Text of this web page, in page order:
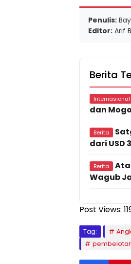
Penulis:
Editor: Arif
Berita
Internasional
dan
Berita
dari USD
Berita
Wagub
Post Views:
Tag: